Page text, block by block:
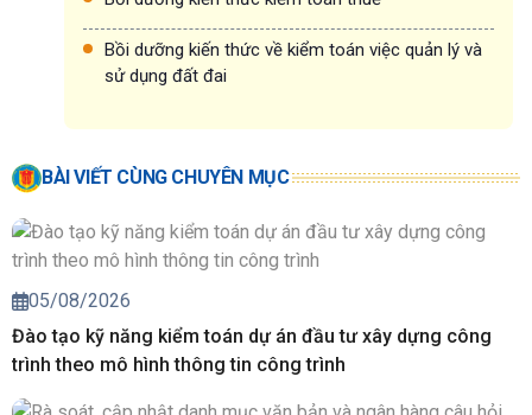
Bồi dưỡng kiến thức về kiểm toán việc quản lý và
sử dụng đất đai
BÀI VIẾT CÙNG CHUYÊN MỤC
05/08/2026
Đào tạo kỹ năng kiểm toán dự án đầu tư xây dựng công
trình theo mô hình thông tin công trình